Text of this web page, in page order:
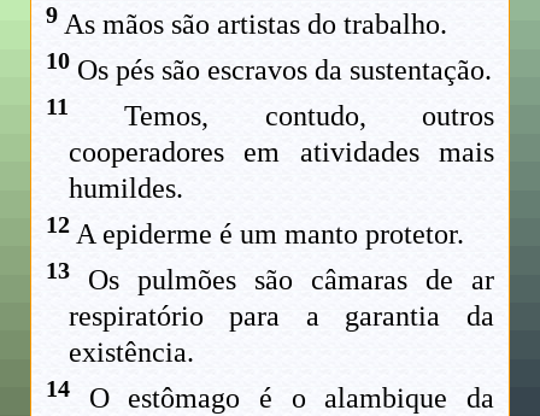
9 As mãos são artistas do trabalho.
10 Os pés são escravos da sustentação.
11
Temos, contudo, outros
cooperadores em atividades mais
humildes.
12 A epiderme é um manto protetor.
13 Os pulmões são câmaras de ar
respiratório para a garantia da
existência.
14 O estômago é o alambique da